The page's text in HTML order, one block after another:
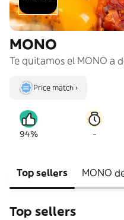
MONO
Te quitamos el MONO a
Price match ›
94% -
Top sellers MONO
Top sellers